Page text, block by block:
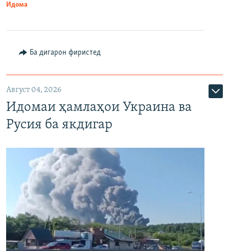
Идома
Ба дигарон фиристед
Август 04, 2026
Идомаи ҳамлаҳои Украина ва
Русия ба якдигар